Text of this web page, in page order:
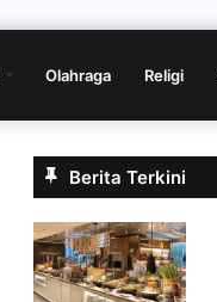
Olahraga Religi
Berita Terkini